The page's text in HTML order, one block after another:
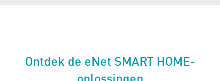
Ontdek de eNet SMART HOME-